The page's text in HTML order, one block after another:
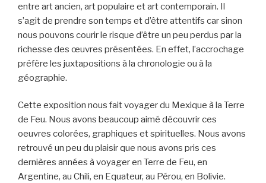
entre art ancien, art populaire et art contemporain. Il
s’agit de prendre son temps et d’être attentifs car sinon
nous pouvons courir le risque d’être un peu perdus par la
richesse des œuvres présentées. En effet, l’accrochage
préfère les juxtapositions à la chronologie ou à la
géographie.
Cette exposition nous fait voyager du Mexique à la Terre
de Feu. Nous avons beaucoup aimé découvrir ces
oeuvres colorées, graphiques et spirituelles. Nous avons
retrouvé un peu du plaisir que nous avons pris ces
dernières années à voyager en Terre de Feu, en
Argentine, au Chili, en Equateur, au Pérou, en Bolivie.